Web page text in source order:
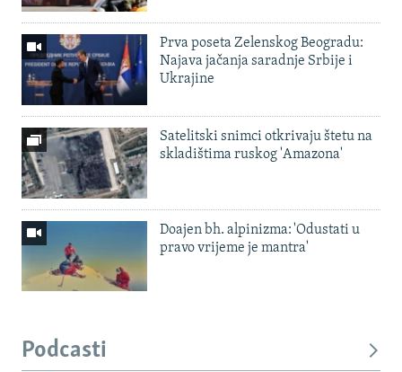
Prva poseta Zelenskog Beogradu:
Najava jačanja saradnje Srbije i
Ukrajine
Satelitski snimci otkrivaju štetu na
skladištima ruskog 'Amazona'
Doajen bh. alpinizma: 'Odustati u
pravo vrijeme je mantra'
Podcasti